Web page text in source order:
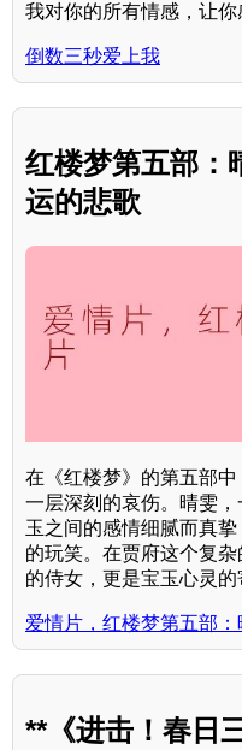
我对你的所有情感，让你
倒数三秒爱上我
红楼梦第五部：
运的悲歌
在《红楼梦》的第五部
一层深刻的哀伤。晴雯
玉之间的感情细腻而真
的玩笑。在贾府这个复
的侍女，更是宝玉心灵的
爱情片，红楼梦第五部
**《进击！春日